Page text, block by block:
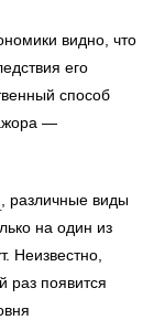
видно, что
его
способ
—
, различные виды
на один из
Неизвестно,
раз появится